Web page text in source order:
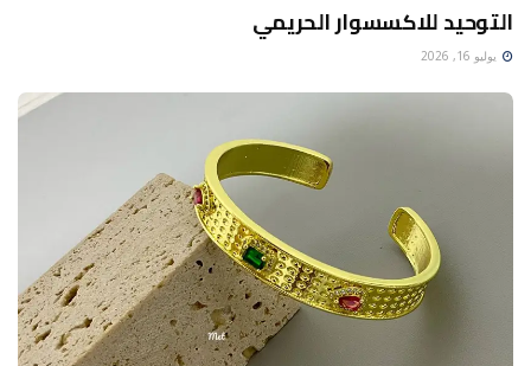
التوحيد للاكسسوار الحريمي
يوليو 16, 2026